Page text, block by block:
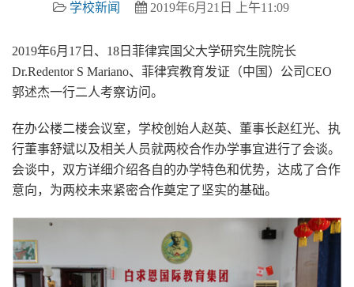
学校新闻 2019年6月21日 上午11:09
2019年6月17日、18日菲律宾国父大学研究生院院长
Dr.Redentor S Mariano、菲律宾教育发证（中国）公司CEO
郭述杰一行二人考察访问。
在办公楼二楼会议室，学校创始人赵英、董事长赵红光、执
行董事舒斌以及相关人员就两校合作办学事宜进行了会谈。
会谈中，双方详细介绍各自的办学特色和优势，达成了合作
意向，为两校未来紧密合作奠定了坚实的基础。